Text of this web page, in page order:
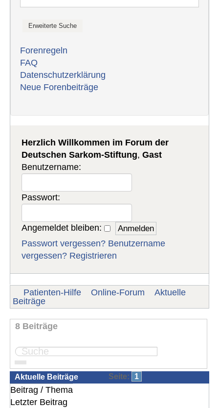
Forenregeln
FAQ
Datenschutzerklärung
Neue Forenbeiträge
Herzlich Willkommen im Forum der
Deutschen Sarkom-Stiftung,Gast
Benutzername:
Passwort:
Angemeldet bleiben:
Passwort vergessen? Benutzername
vergessen? Registrieren
Patienten-Hilfe Online-Forum
Aktuelle
Beiträge
8 Beiträge
Seite: 1
Aktuelle Beiträge
Beitrag / Thema
Letzter Beitrag